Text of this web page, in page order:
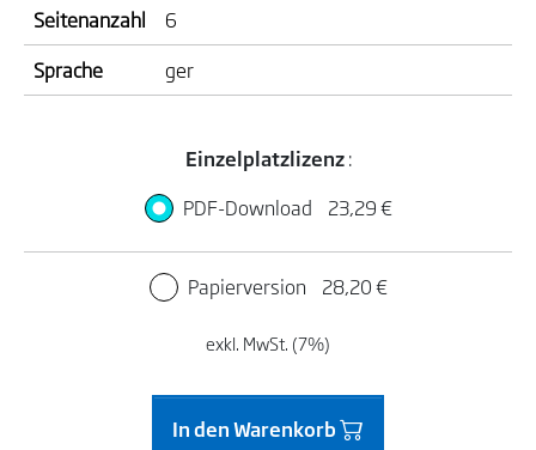
Seitenanzahl
6
Sprache
ger
Einzelplatzlizenz:
PDF-Download
23,29 €
Papierversion 28,20 €
exkl. MwSt. (7%)
In den Warenkorb